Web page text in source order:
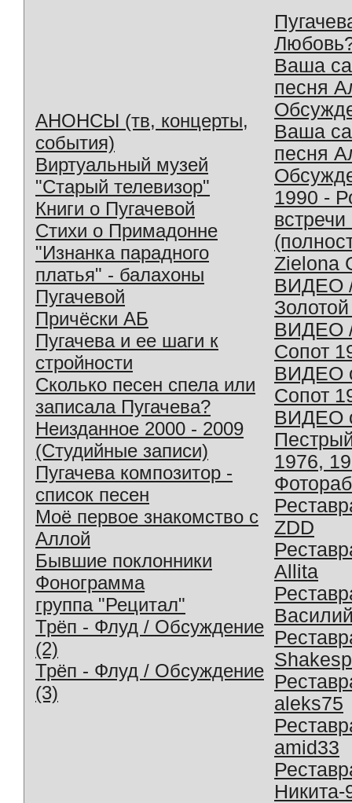
АНОНСЫ (тв, концерты,
события)
Виртуальный музей
"Старый телевизор"
Книги о Пугачевой
Стихи о Примадонне
"Изнанка парадного
платья" - балахоны
Пугачевой
Причёски АБ
Пугачева и ее шаги к
стройности
Сколько песен спела или
записала Пугачева?
Неизданное 2000 - 2009
(Студийные записи)
Пугачева композитор -
список песен
Моё первое знакомство с
Аллой
Бывшие поклонники
Фонограмма
группа "Рецитал"
Трёп - Флуд / Обсуждение
(2)
Трёп - Флуд / Обсуждение
(3)
Ваша
песня
Ваша
песня
1990 -
Zielona
ВИДЕО
ВИДЕО
Сопот
ВИДЕО
Сопот
ВИДЕО
1976,
ZDD
Allita
aleks75
amid33
Никита-